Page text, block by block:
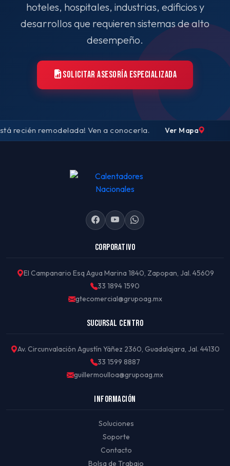
hoteles, hospitales, industrias, edificios y
desarrollos que requieren sistemas de alto
desempeño.
SOLICITAR ASESORÍA ESPECIALIZADA
recién remodelada! Ven a conocerla. Ver Mapa
CORPORATIVO
El Campanario Esq Agua Marina 1840, Zapopan, Jal. 45609
33 1894 1590
gtecomercial@grupoag.mx
SUCURSAL CENTRO
Av. Circunvalación Agustín Yáñez 2360, Guadalajara, Jal. 44130
33 1599 8887
guillermoulloa@grupoag.mx
INFORMACIÓN
Soluciones
Soporte
Contacto
Bolsa de Trabajo